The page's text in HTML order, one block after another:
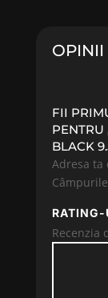
OPINII
FII
BLACK
Adresa ta
RATING-
Recenzia